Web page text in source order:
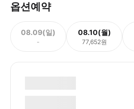
옵션예약
08.09(일)
-
08.10(월)
77,652원